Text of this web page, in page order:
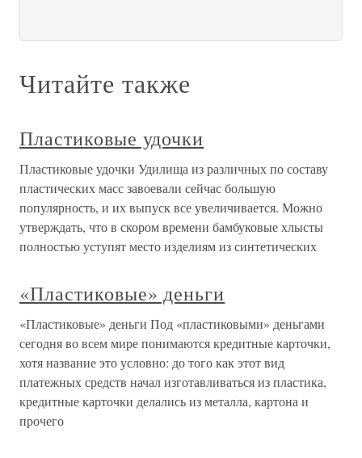
Читайте также
Пластиковые удочки
Пластиковые удочки Удилища из различных по составу
пластических масс завоевали сейчас большую
популярность, и их выпуск все увеличивается. Можно
утверждать, что в скором времени бамбуковые хлысты
полностью уступят место изделиям из синтетических
«Пластиковые» деньги
«Пластиковые» деньги Под «пластиковыми» деньгами
сегодня во всем мире понимаются кредитные карточки,
хотя название это условно: до того как этот вид
платежных средств начал изготавливаться из пластика,
кредитные карточки делались из металла, картона и
прочего